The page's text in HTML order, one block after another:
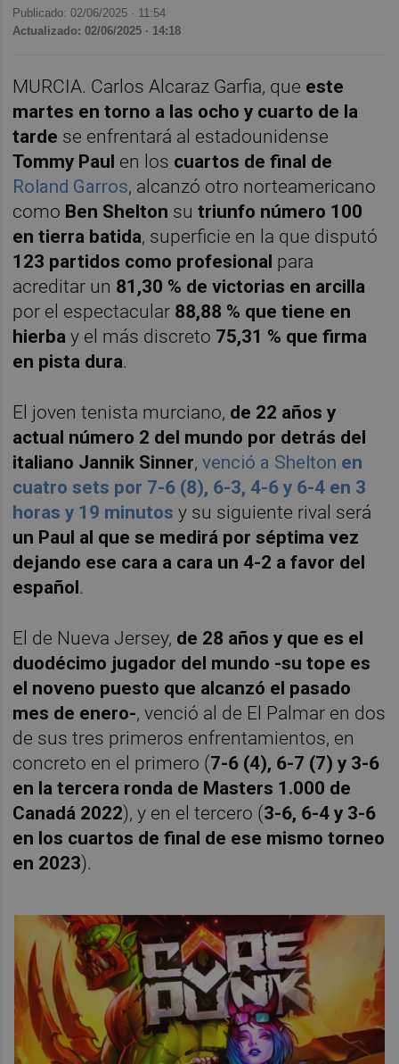
Publicado: 02/06/2025 · 11:54
Actualizado: 02/06/2025 · 14:18
MURCIA. Carlos Alcaraz Garfia, que este
martes en torno a las ocho y cuarto de la
tarde se enfrentará al estadounidense
Tommy Paul en los cuartos de final de
Roland Garros, alcanzó otro norteamericano
como Ben Shelton su triunfo número 100
en tierra batida, superficie en la que disputó
123 partidos como profesional para
acreditar un 81,30 % de victorias en arcilla
por el espectacular 88,88 % que tiene en
hierba y el más discreto 75,31 % que firma
en pista dura.
El joven tenista murciano, de 22 años y
actual número 2 del mundo por detrás del
italiano Jannik Sinner,venció a Shelton en
cuatro sets por 7-6 (8), 6-3, 4-6 y 6-4 en 3
horas y 19 minutos y su siguiente rival será
un Paul al que se medirá por séptima vez
dejando ese cara a cara un 4-2 a favor del
español.
El de Nueva Jersey, de 28 años y que es el
duodécimo jugador del mundo -su tope es
el noveno puesto que alcanzó el pasado
mes de enero-, venció al de El Palmar en dos
de sus tres primeros enfrentamientos, en
concreto en el primero (7-6 (4), 6-7 (7) y 3-6
en la tercera ronda de Masters 1.000 de
Canadá 2022), y en el tercero (3-6, 6-4 y 3-6
en los cuartos de final de ese mismo torneo
en 2023).